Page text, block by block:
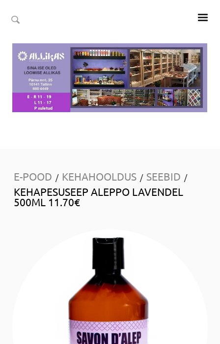
E-POOD / KEHAHOOLDUS / SEEBID /
KEHAPESUSEEP ALEPPO LAVENDEL
500ML 11.70€